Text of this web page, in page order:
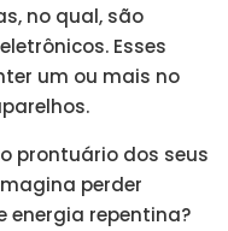
no qual, são
Esses
um ou mais no
prontuário dos seus
perder
repentina?